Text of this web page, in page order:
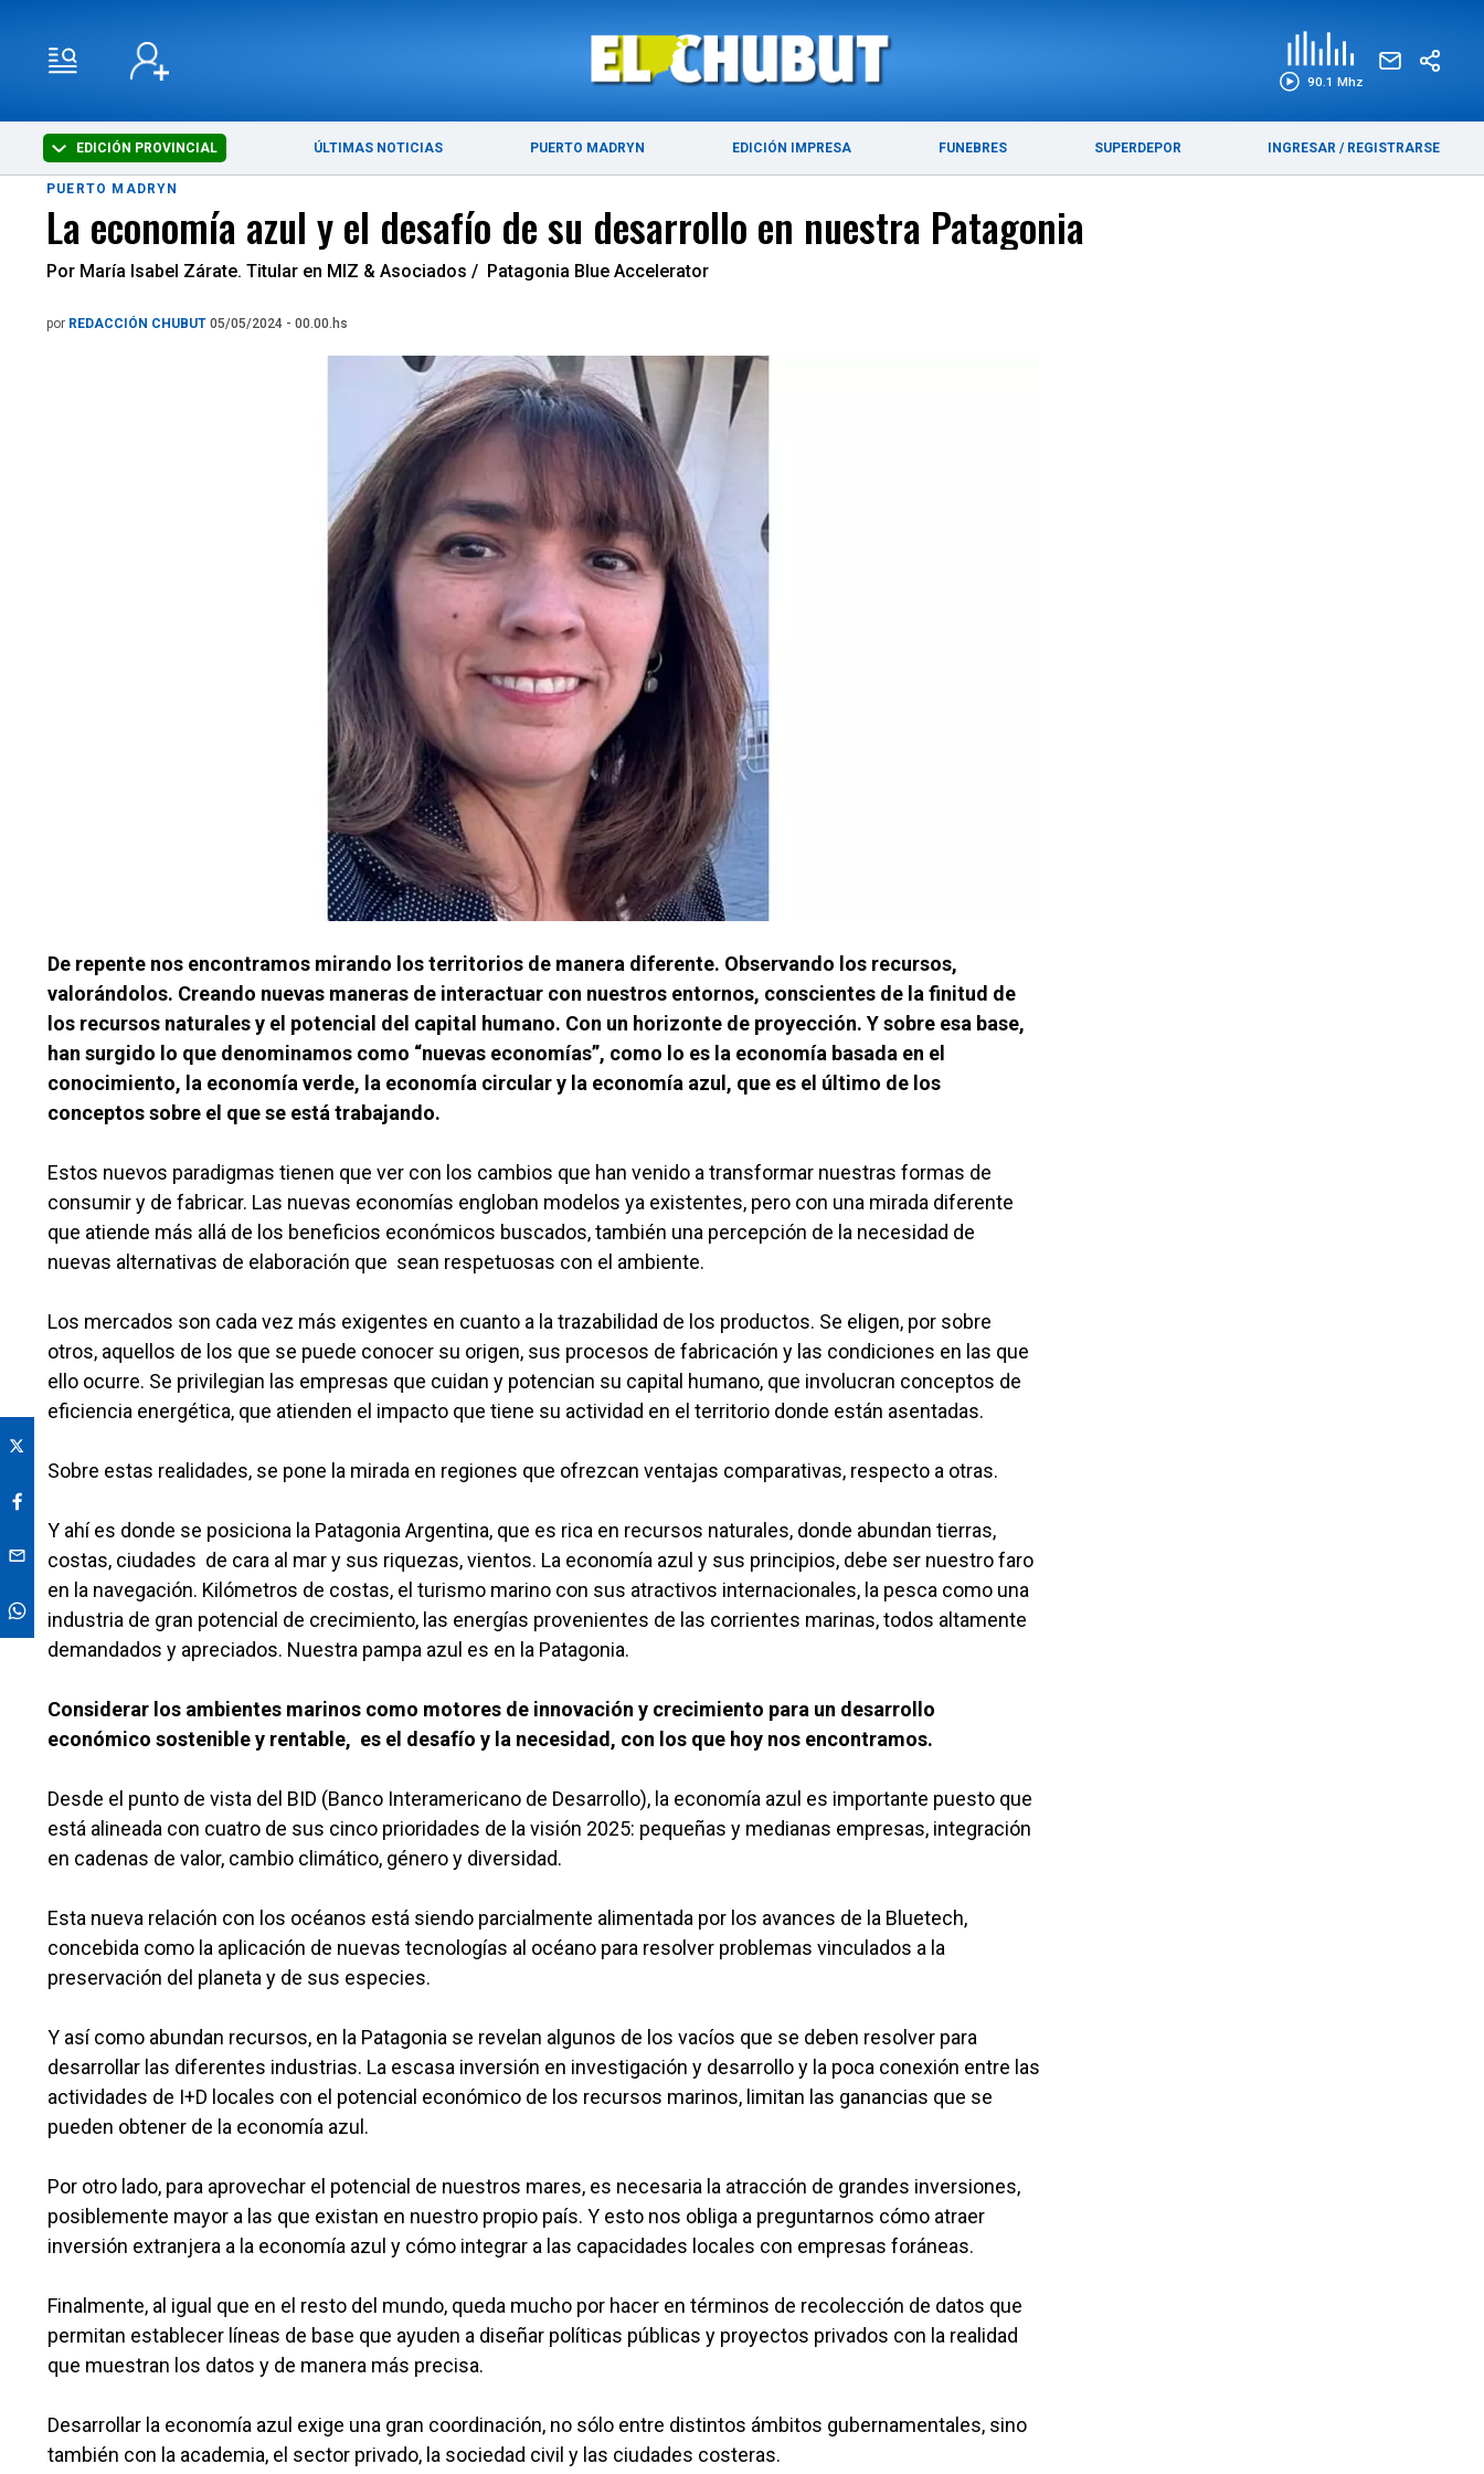
90.1 Mhz
EDICIÓN PROVINCIAL ÚLTIMAS NOTICIAS PUERTO MADRYN EDICIÓN IMPRESA FUNEBRES SUPERDEPOR INGRESAR / REGISTRARSE
ÚLTIMAS NOTICIAS PUERTO MADRYN
PUERTO MADRYN
La economía azul y el desafío de su desarrollo en nuestra Patagonia
Por María Isabel Zárate. Titular en MIZ & Asociados / Patagonia Blue Accelerator
por REDACCIÓN CHUBUT 05/05/2024 - 00.00.hs
De repente nos encontramos mirando los territorios de manera diferente. Observando los recursos,
valorándolos. Creando nuevas maneras de interactuar con nuestros entornos, conscientes de la finitud de
los recursos naturales y el potencial del capital humano. Con un horizonte de proyección. Y sobre esa base,
han surgido lo que denominamos como “nuevas economías”, como lo es la economía basada en el
conocimiento, la economía verde, la economía circular y la economía azul, que es el último de los
conceptos sobre el que se está trabajando.
Estos nuevos paradigmas tienen que ver con los cambios que han venido a transformar nuestras formas de
consumir y de fabricar. Las nuevas economías engloban modelos ya existentes, pero con una mirada diferente
que atiende más allá de los beneficios económicos buscados, también una percepción de la necesidad de
nuevas alternativas de elaboración que sean respetuosas con el ambiente.
Los mercados son cada vez más exigentes en cuanto a la trazabilidad de los productos. Se eligen, por sobre
otros, aquellos de los que se puede conocer su origen, sus procesos de fabricación y las condiciones en las que
ello ocurre. Se privilegian las empresas que cuidan y potencian su capital humano, que involucran conceptos de
eficiencia energética, que atienden el impacto que tiene su actividad en el territorio donde están asentadas.
Sobre estas realidades, se pone la mirada en regiones que ofrezcan ventajas comparativas, respecto a otras.
Y ahí es donde se posiciona la Patagonia Argentina, que es rica en recursos naturales, donde abundan tierras,
costas, ciudades de cara al mar y sus riquezas, vientos. La economía azul y sus principios, debe ser nuestro faro
en la navegación. Kilómetros de costas, el turismo marino con sus atractivos internacionales, la pesca como una
industria de gran potencial de crecimiento, las energías provenientes de las corrientes marinas, todos altamente
demandados y apreciados. Nuestra pampa azul es en la Patagonia.
Considerar los ambientes marinos como motores de innovación y crecimiento para un desarrollo
económico sostenible y rentable, es el desafío y la necesidad, con los que hoy nos encontramos.
Desde el punto de vista del BID (Banco Interamericano de Desarrollo), la economía azul es importante puesto que
está alineada con cuatro de sus cinco prioridades de la visión 2025: pequeñas y medianas empresas, integración
en cadenas de valor, cambio climático, género y diversidad.
Esta nueva relación con los océanos está siendo parcialmente alimentada por los avances de la Bluetech,
concebida como la aplicación de nuevas tecnologías al océano para resolver problemas vinculados a la
preservación del planeta y de sus especies.
Y así como abundan recursos, en la Patagonia se revelan algunos de los vacíos que se deben resolver para
desarrollar las diferentes industrias. La escasa inversión en investigación y desarrollo y la poca conexión entre las
actividades de I+D locales con el potencial económico de los recursos marinos, limitan las ganancias que se
pueden obtener de la economía azul.
Por otro lado, para aprovechar el potencial de nuestros mares, es necesaria la atracción de grandes inversiones,
posiblemente mayor a las que existan en nuestro propio país. Y esto nos obliga a preguntarnos cómo atraer
inversión extranjera a la economía azul y cómo integrar a las capacidades locales con empresas foráneas.
Finalmente, al igual que en el resto del mundo, queda mucho por hacer en términos de recolección de datos que
permitan establecer líneas de base que ayuden a diseñar políticas públicas y proyectos privados con la realidad
que muestran los datos y de manera más precisa.
Desarrollar la economía azul exige una gran coordinación, no sólo entre distintos ámbitos gubernamentales, sino
también con la academia, el sector privado, la sociedad civil y las ciudades costeras.